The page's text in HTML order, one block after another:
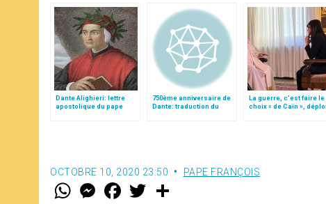
Dante Alighieri: lettre
apostolique du pape
François (texte complet)
750ème anniversaire de
Dante: traduction du
La guerre, c’est faire le
choix « de Caïn »,
OCTOBRE 10, 2020 23:50 PAPE FRANÇOIS
W M
e
F
a w